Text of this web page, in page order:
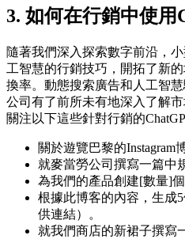
3. 如何在行銷中使用
隨著我們深入探索數字前沿，
工智慧的行銷技巧，開拓了新
換率。動態搜索廣告和人工智
公司有了前所未有地深入了解
關注以下這些針對行銷的
關於遊覽巴黎的Instagram
就麥當勞公司撰寫一篇中
為我們的產品創建[數量]個
根據此博客的內容，生成
供連結）。
就我們商店的新裙子撰寫